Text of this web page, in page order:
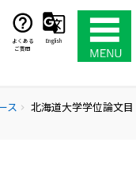
よくある
ご質問
English
ス chevron_right
北海道大学学位論文目